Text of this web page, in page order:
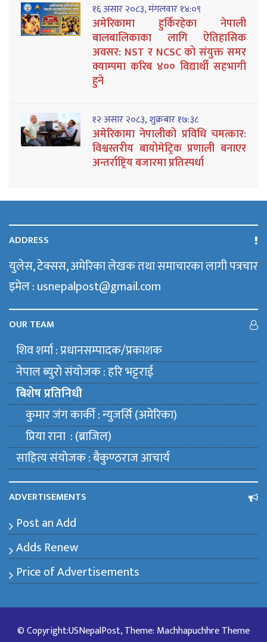
१६ असार २०८३, मंगलवार १४:०९
अमेरिकामा हुर्किरहेका नेपाली
बालबालिकाका लागि ऐतिहासिक
अवसर: NST र NCSC को संयुक्त समर
क्याम्पमा करिब ४०० विद्यार्थी सहभागी
हुने
१२ असार २०८३, शुक्रबार १७:३८
अमेरिकामा नेपालीको प्रविधि चमत्कार:
विश्वस्तरीय बायोमेट्रिक प्रणाली बनाएर
अन्तर्राष्ट्रिय बजारमा प्रतिस्पर्धा
ADDRESS
युलेस, टेक्सस, अमेरिका लेखक तथा समाचारका लागी पत्रचार
इमेल : usnepalpost@gmail.com
OUR TEAM
शिव शर्मा : प्रधानसम्पादक/प्रकाशक
नेपाल ब्युराे संयाेजक : हरि भट्टराई
बिशेष प्रतिनिधी
कुमार जंग कार्की : न्युजर्सि (अमेरिका)
प्रिया राना : (ब्राजिल)
साहित्य संयाेजक : बैकुण्ठराज आचार्य
ADVERTISEMENTS
Post an Add
Adds Renew
Price of Advertisements
© Copyright:USNepalPost, Theme: Machhapuchhre Theme